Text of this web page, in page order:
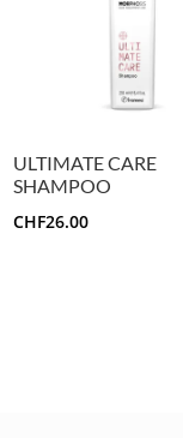
ULTIMATE CARE
SHAMPOO
CHF26.00